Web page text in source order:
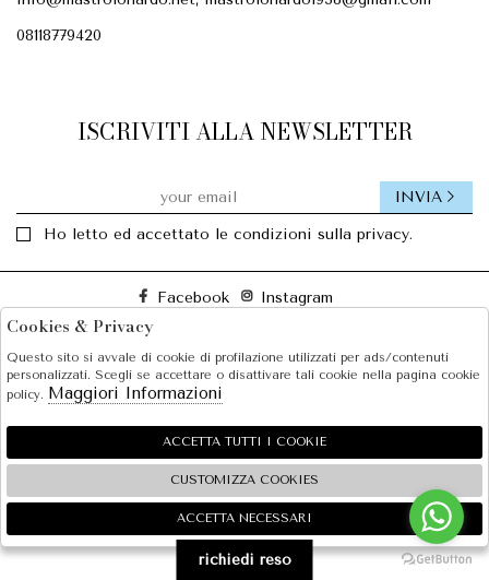
08118779420
ISCRIVITI ALLA NEWSLETTER
Ho letto ed accettato le condizioni sulla privacy.
INVIA
Facebook Instagram
SOLE S.R.L.
SHOPPING
EXTRA
2026 SOLE S.R.L. - P.iva : 07456781215 Powered byAteliersocietàgruppo Zucchetti
🍪
richiedi reso
Cookies & Privacy
Questo sito si avvale di cookie di profilazione utilizzati per ads/contenuti
personalizzati. Scegli se accettare o disattivare tali cookie nella pagina cookie
policy. Maggiori Informazioni
ACCETTA TUTTI I COOKIE
CUSTOMIZZA COOKIES
ACCETTA NECESSARI